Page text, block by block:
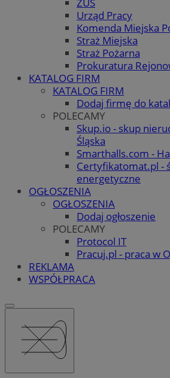
Urząd Pracy
Komenda Miejska
Straż Miejska
Straż Pożarna
Prokuratura
KATALOG FIRM
KATALOG FIRM
Dodaj firmę do
POLECAMY
Skup.io - skup
Śląska
Smarthalls.com -
Certyfikatomat.pl -
energetyczne
OGŁOSZENIA
OGŁOSZENIA
Dodaj ogłoszenie
POLECAMY
Protocol IT
Pracuj.pl - praca w
REKLAMA
WSPÓŁPRACA